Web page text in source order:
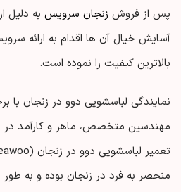
پس از فروش زنجان سرویس به دلیل
آسایش خیال آن ها اقدام به ارائه
بالاترین کیفیت را نموده است.
نمایندگی لباسشویی دوو در زنجان با
مهندسین متخصص، ماهر و کارآمد
منحصر به فرد در زنجان بوده و به